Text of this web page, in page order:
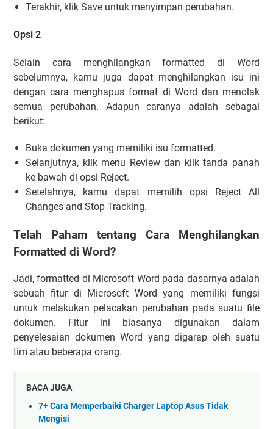
Terakhir, klik Save untuk menyimpan perubahan.
Opsi 2
Selain cara menghilangkan formatted di Word
sebelumnya, kamu juga dapat menghilangkan isu ini
dengan cara menghapus format di Word dan menolak
semua perubahan. Adapun caranya adalah sebagai
berikut:
Buka dokumen yang memiliki isu formatted.
Selanjutnya, klik menu Review dan klik tanda panah
ke bawah di opsi Reject.
Setelahnya, kamu dapat memilih opsi Reject All
Changes and Stop Tracking.
Telah Paham tentang Cara Menghilangkan
Formatted di Word?
Jadi, formatted di Microsoft Word pada dasarnya adalah
sebuah fitur di Microsoft Word yang memiliki fungsi
untuk melakukan pelacakan perubahan pada suatu file
dokumen. Fitur ini biasanya digunakan dalam
penyelesaian dokumen Word yang digarap oleh suatu
tim atau beberapa orang.
BACA JUGA
7+ Cara Memperbaiki Charger Laptop Asus Tidak
Mengisi